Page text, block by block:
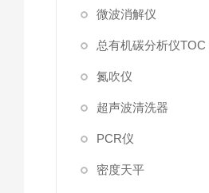
微波消解仪
总有机碳分析仪TOC
氮吹仪
超声波清洗器
PCR仪
密度天平